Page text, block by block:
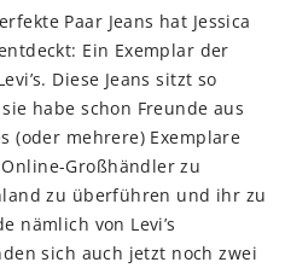
Paar Jeans hat Jessica
Ein Exemplar der
Diese Jeans sitzt so
habe schon Freunde aus
(oder mehrere) Exemplare
Großhändler zu
zu überführen und ihr zu
nämlich von Levi’s
sich auch jetzt noch zwei